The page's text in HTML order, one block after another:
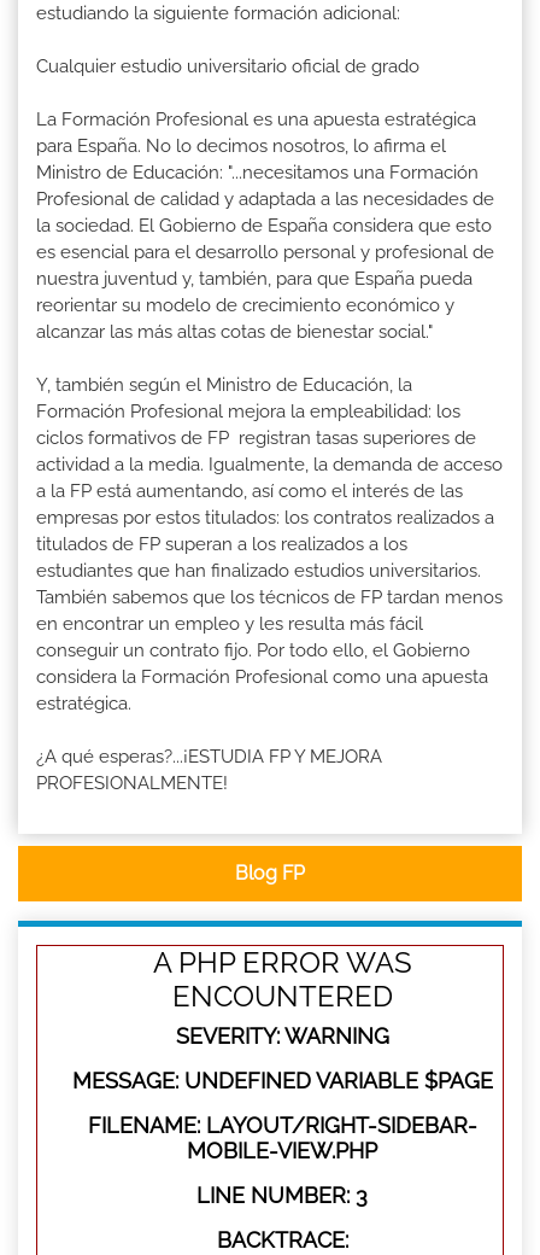
estudiando la siguiente formación adicional:
Cualquier estudio universitario oficial de grado
La Formación Profesional es una apuesta estratégica
para España. No lo decimos nosotros, lo afirma el
Ministro de Educación: "...necesitamos una Formación
Profesional de calidad y adaptada a las necesidades de
la sociedad. El Gobierno de España considera que esto
es esencial para el desarrollo personal y profesional de
nuestra juventud y, también, para que España pueda
reorientar su modelo de crecimiento económico y
alcanzar las más altas cotas de bienestar social."
Y, también según el Ministro de Educación, la
Formación Profesional mejora la empleabilidad: los
ciclos formativos de FP registran tasas superiores de
actividad a la media. Igualmente, la demanda de acceso
a la FP está aumentando, así como el interés de las
empresas por estos titulados: los contratos realizados a
titulados de FP superan a los realizados a los
estudiantes que han finalizado estudios universitarios.
También sabemos que los técnicos de FP tardan menos
en encontrar un empleo y les resulta más fácil
conseguir un contrato fijo. Por todo ello, el Gobierno
considera la Formación Profesional como una apuesta
estratégica.
¿A qué esperas?...¡ESTUDIA FP Y MEJORA
PROFESIONALMENTE!
Blog FP
A PHP ERROR WAS
ENCOUNTERED
SEVERITY: WARNING
MESSAGE: UNDEFINED VARIABLE $PAGE
FILENAME: LAYOUT/RIGHT-SIDEBAR-
MOBILE-VIEW.PHP
LINE NUMBER: 3
BACKTRACE: